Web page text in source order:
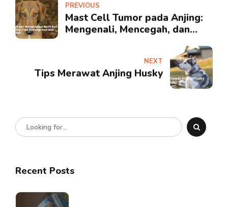
PREVIOUS
Mast Cell Tumor pada Anjing:
Mengenali, Mencegah, dan
NEXT
Tips Merawat Anjing Husky
Recent Posts